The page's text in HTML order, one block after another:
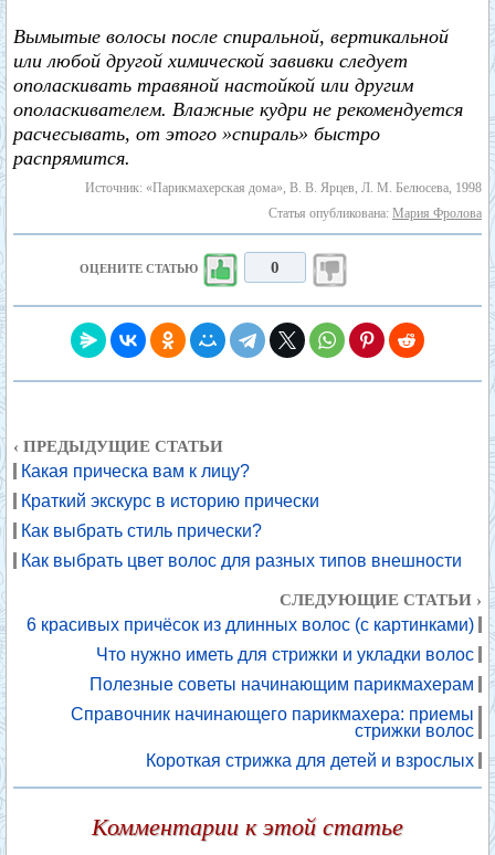
Вымытые волосы после спиральной, вертикальной
или любой другой химической завивки следует
ополаскивать травяной настойкой или другим
ополаскивателем. Влажные кудри не рекомендуется
расчесывать, от этого »спираль» быстро
распрямится.
Источник: «Парикмахерская дома», В. В. Ярцев, Л. М. Белюсева, 1998
Статья опубликована: Мария Фролова
ОЦЕНИТЕ СТАТЬЮ 0
‹ ПРЕДЫДУЩИЕ СТАТЬИ
Какая прическа вам к лицу?
Краткий экскурс в историю прически
Как выбрать стиль прически?
Как выбрать цвет волос для разных типов внешности
СЛЕДУЮЩИЕ СТАТЬИ ›
6 красивых причёсок из длинных волос (с картинками)
Что нужно иметь для стрижки и укладки волос
Полезные советы начинающим парикмахерам
Справочник начинающего парикмахера: приемы
стрижки волос
Короткая стрижка для детей и взрослых
Комментарии к этой статье